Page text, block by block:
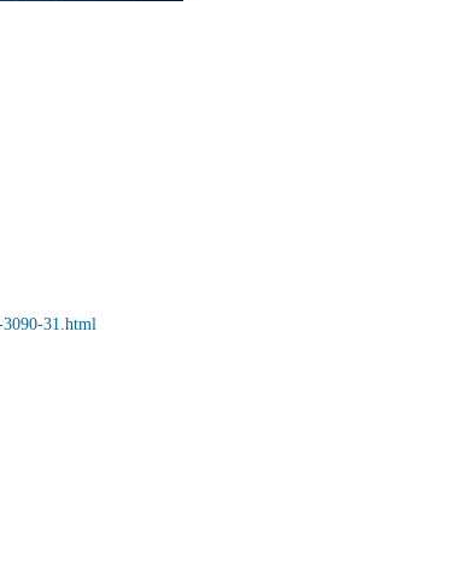
3090-31.html